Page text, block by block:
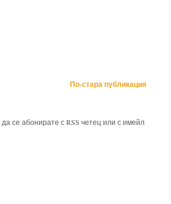
По-стара публикация
се абонирате с RSS четец или с имейл